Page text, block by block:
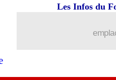
Les Infos du
positive de Lloris
a discuté avec